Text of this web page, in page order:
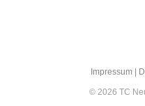
Impres­sum |
© 2026 TC